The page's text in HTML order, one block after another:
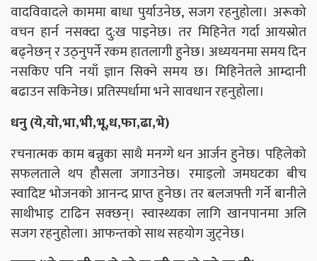
वादविवादले काममा बाधा पुर्याउनेछ, सजग रहनुहोला। अरूको
वचन हार्न नसक्दा दु:ख पाइनेछ। तर मिहिनेत गर्दा आयस्रोत
बढ्नेछन् र उठ्नुपर्ने रकम हातलागी हुनेछ। अध्ययनमा समय दिन
नसकिए पनि नयाँ ज्ञान सिक्ने समय छ। मिहिनेतले आम्दानी
बढाउन सकिनेछ। प्रतिस्पर्धामा भने सावधान रहनुहोला।
धनु (ये,यो,भा,भी,भू,ध,फा,ढा,भे)
रचनात्मक काम बन्नुका साथै मनग्गे धन आर्जन हुनेछ। पहिलेको
सफलताले थप हौसला जगाउनेछ। रमाइलो जमघटका बीच
स्वादिष्ट भोजनको आनन्द प्राप्त हुनेछ। तर बलजफ्ती गर्ने बानीले
साथीभाइ टाढिन सक्छन्। स्वास्थ्यका लागि खानपानमा अलि
सजग रहनुहाेला। आफन्तको साथ सहयोग जुट्नेछ।